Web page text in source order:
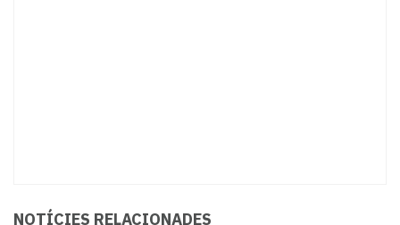
NOTÍCIES RELACIONADES